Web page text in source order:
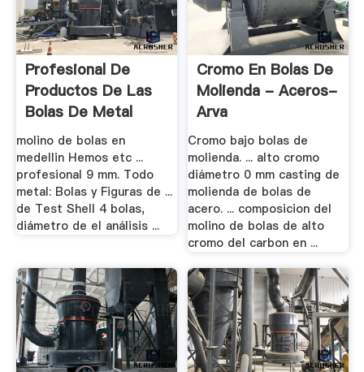
Profesional De
Productos De Las
Bolas De Metal
molino de bolas en
medellin Hemos etc ...
profesional 9 mm. Todo
metal: Bolas y Figuras de ...
de Test Shell 4 bolas,
diámetro de el análisis ...
Cromo En Bolas De
Molienda - Aceros-
Arva
Cromo bajo bolas de
molienda. ... alto cromo
diámetro 0 mm casting de
molienda de bolas de
acero. ... composicion del
molino de bolas de alto
cromo del carbon en ...